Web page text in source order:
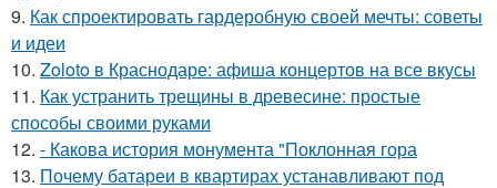
9. Как спроектировать гардеробную своей мечты: советы
и идеи
10. Zoloto в Краснодаре: афиша концертов на все вкусы
11. Как устранить трещины в древесине: простые
способы своими руками
12. - Какова история монумента "Поклонная гора
13. Почему батареи в квартирах устанавливают под